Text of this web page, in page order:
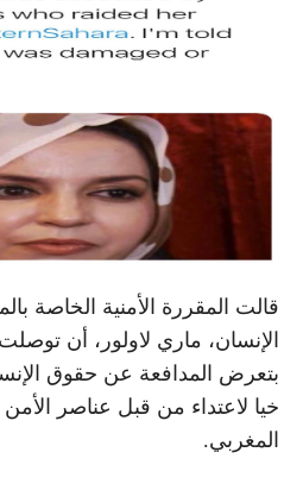
قالت المقررة الأمنية الخاصة
الإنسان، ماري لاولور، أن
بتعرض المدافعة عن حقوق
خيا لاعتداء من قبل عناصر الأمن
المغربي.